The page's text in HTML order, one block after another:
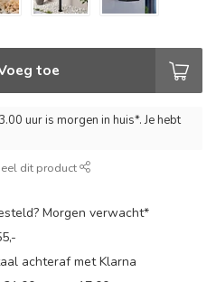
toe
uur is morgen in huis*. Je hebt
dit product
Morgen verwacht*
achteraf met Klarna